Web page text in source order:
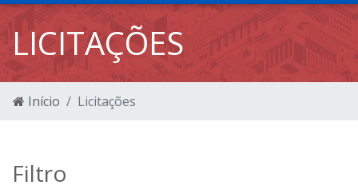
LICITAÇÕES
Início Licitações
Filtro